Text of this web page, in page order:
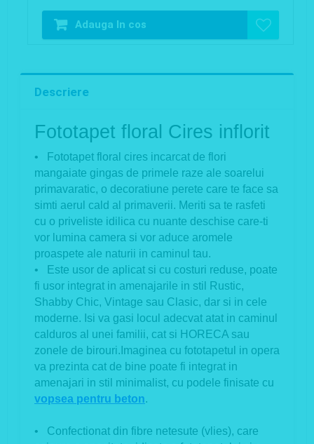
Adauga In cos
Descriere
Fototapet floral Cires inflorit
• Fototapet floral cires incarcat de flori
mangaiate gingas de primele raze ale soarelui
primavaratic, o decoratiune perete care te face sa
simti aerul cald al primaverii. Meriti sa te rasfeti
cu o priveliste idilica cu nuante deschise care-ti
vor lumina camera si vor aduce aromele
proaspete ale naturii in caminul tau.
• Este usor de aplicat si cu costuri reduse, poate
fi usor integrat in amenajarile in stil Rustic,
Shabby Chic, Vintage sau Clasic, dar si in cele
moderne. Isi va gasi locul adecvat atat in caminul
calduros al unei familii, cat si HORECA sau
zonele de birouri.Imaginea cu fototapetul in opera
va prezinta cat de bine poate fi integrat in
amenajari in stil minimalist, cu podele finisate cu
vopsea pentru beton.
• Confectionat din fibre netesute (vlies), care